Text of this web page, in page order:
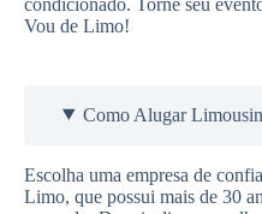
Vou de Limo!
Como Alugar
Escolha uma empresa de
Limo, que possui mais de 30